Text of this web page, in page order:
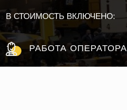
В СТОИМОСТЬ ВКЛЮЧЕНО:
РАБОТА ОПЕРАТОРА